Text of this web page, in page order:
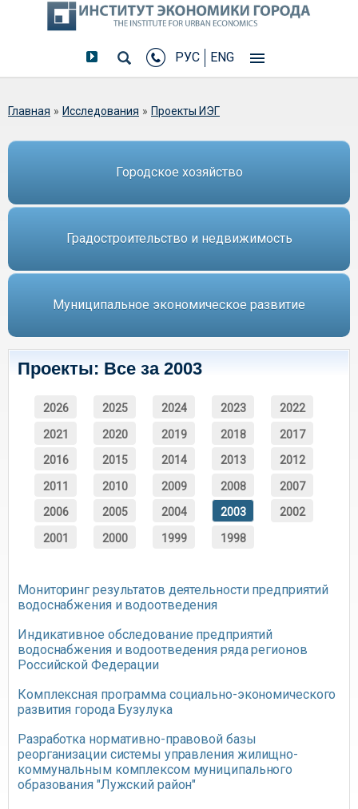
РУС ENG
Вы здесь
Главная » Исследования » Проекты ИЭГ
Городское хозяйство
Градостроительство и недвижимость
Муниципальное экономическое развитие
Проекты: Все за 2003
2026 2025 2024 2023 2022
2021 2020 2019 2018 2017
2016 2015 2014 2013 2012
2011 2010 2009 2008 2007
2006 2005 2004 2003 2002
2001 2000 1999 1998
Мониторинг результатов деятельности предприятий
водоснабжения и водоотведения
Индикативное обследование предприятий
водоснабжения и водоотведения ряда регионов
Российской Федерации
Комплексная программа социально-экономического
развития города Бузулука
Разработка нормативно-правовой базы
реорганизации системы управления жилищно-
коммунальным комплексом муниципального
образования "Лужский район"